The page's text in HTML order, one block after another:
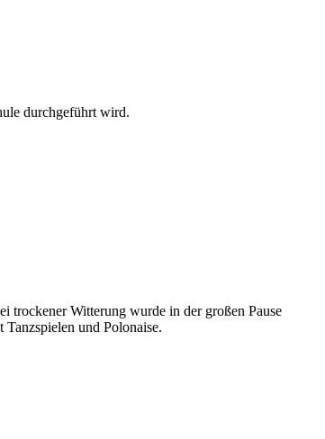
durchgeführt wird.
trockener Witterung wurde in der großen Pause
und Polonaise.